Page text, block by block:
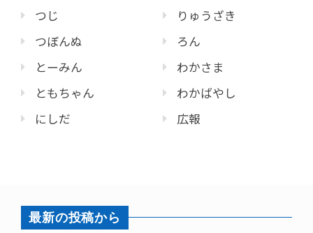
つじ
つぼんぬ
とーみん
ともちゃん
にしだ
りゅうざき
ろん
わかさま
わかばやし
広報
最新の投稿から